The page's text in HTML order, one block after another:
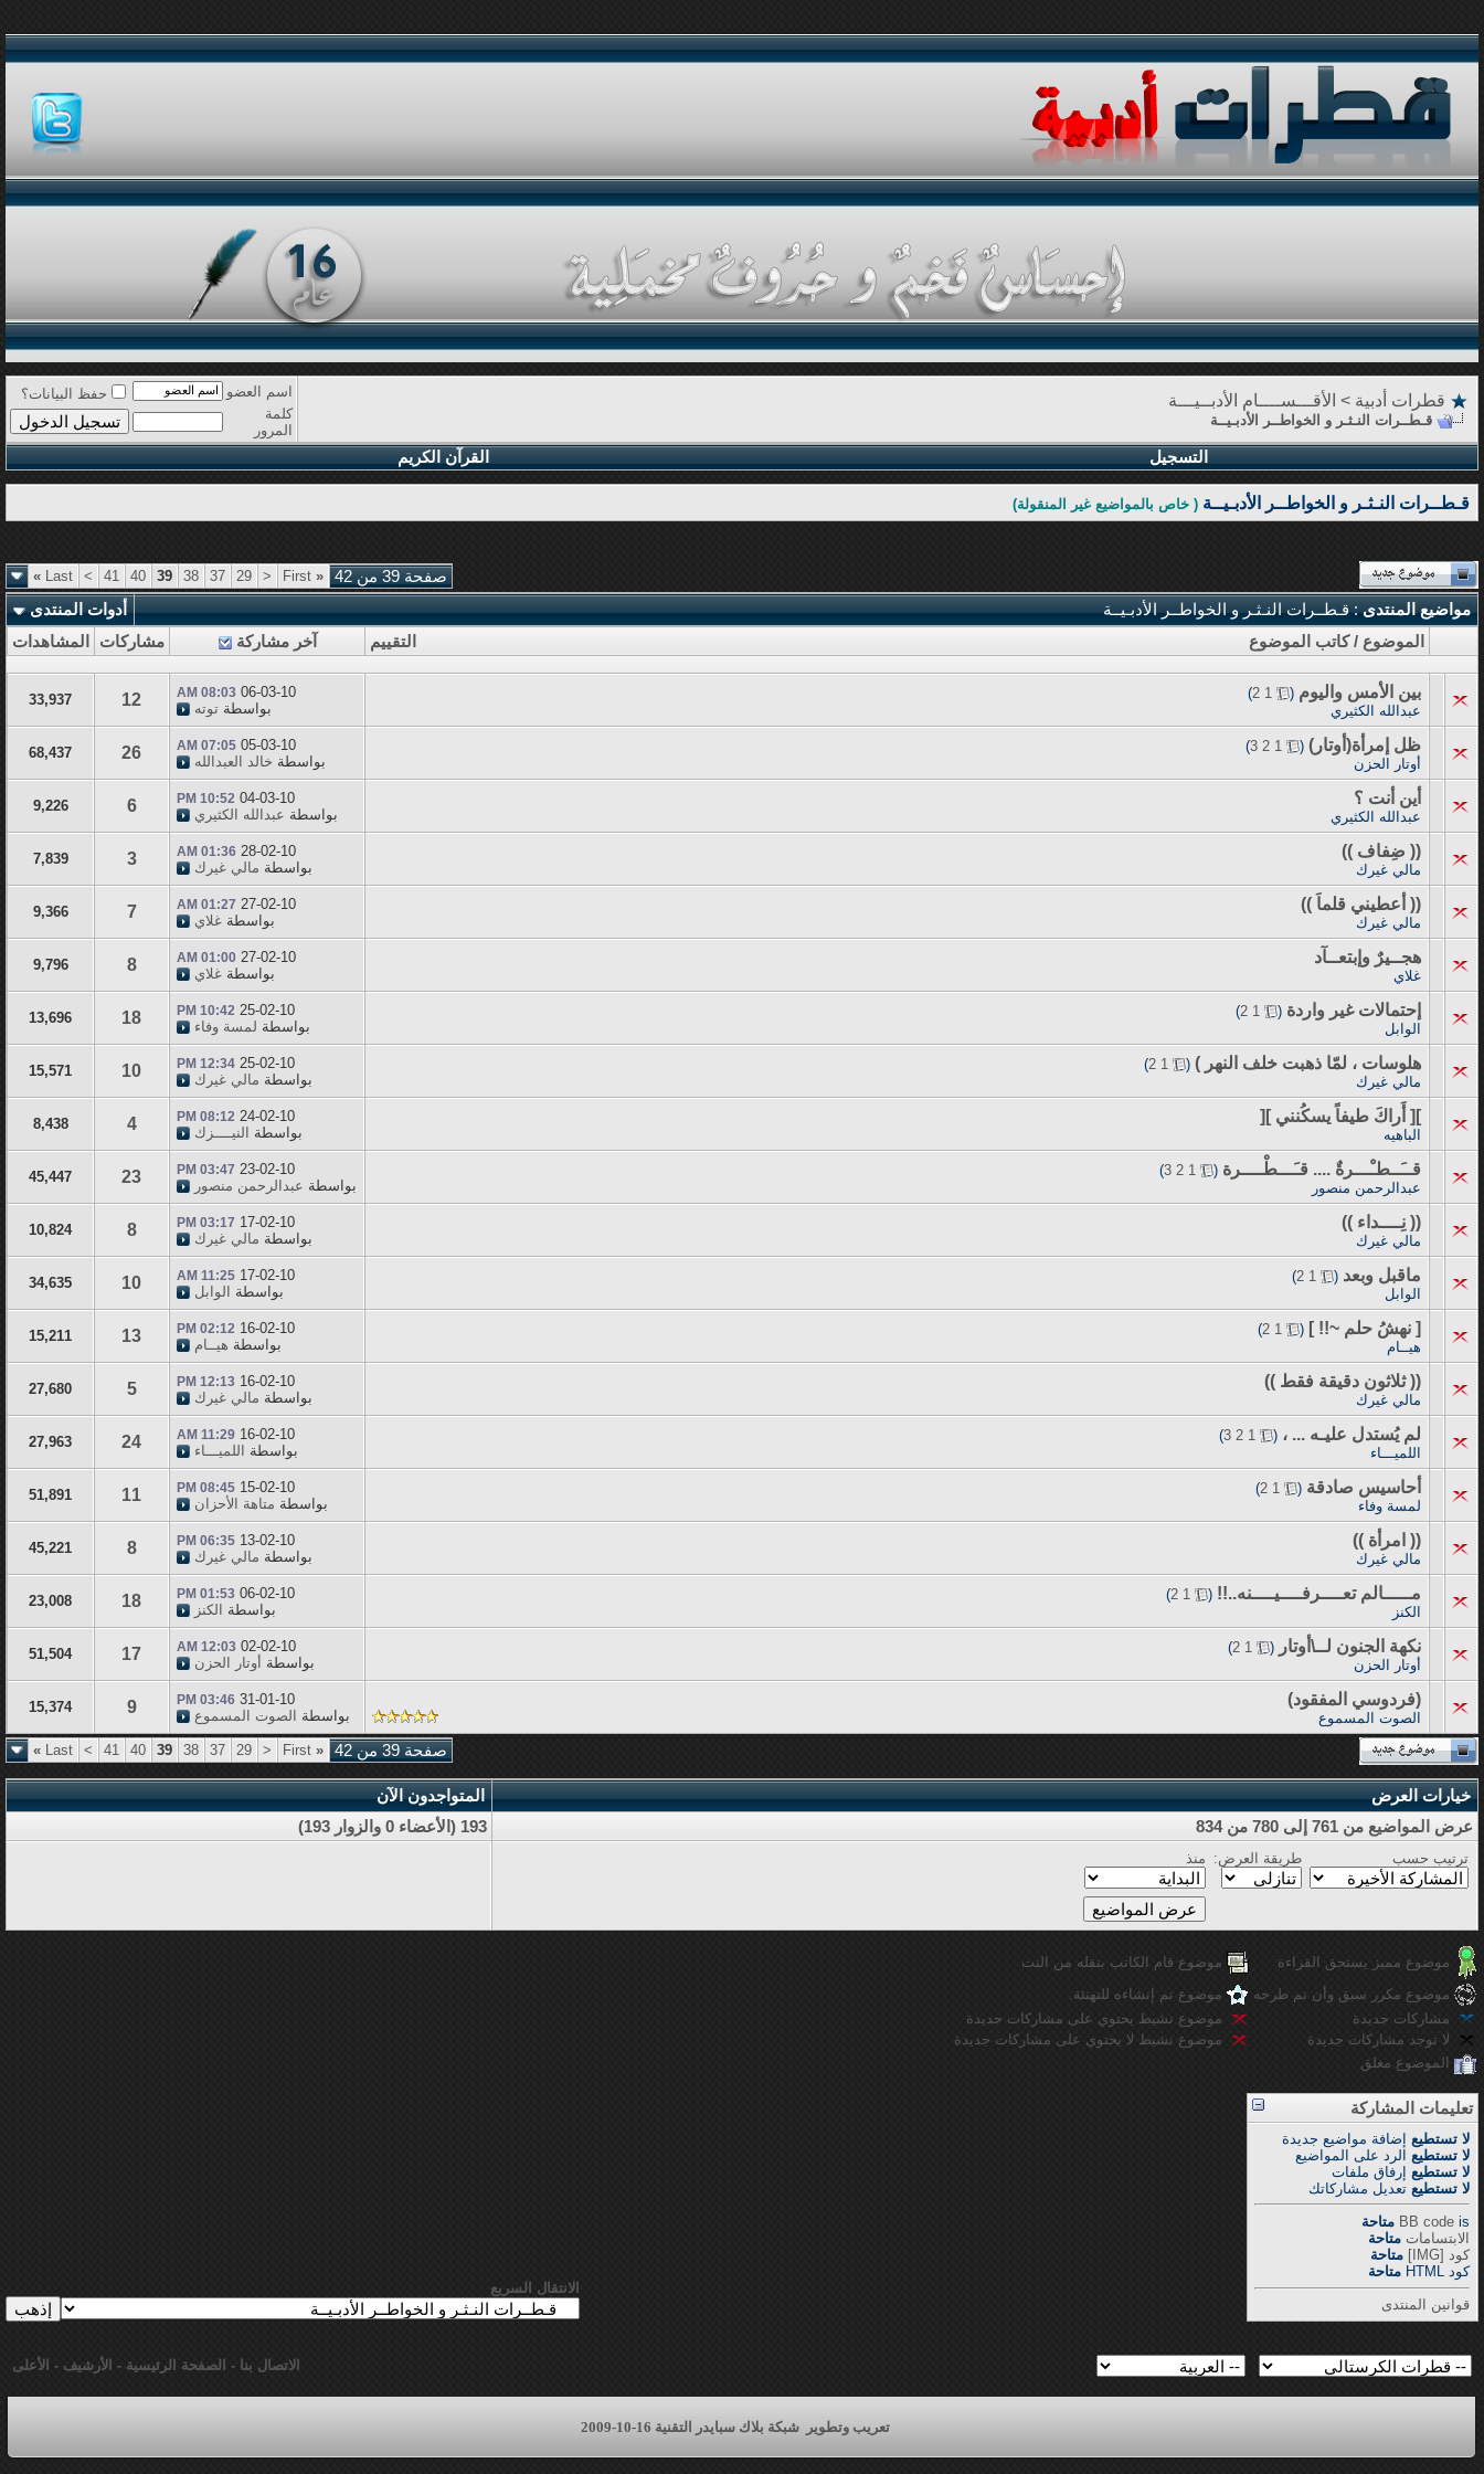
قطرات أدبية > الأقـــســــام الأدبــيـــة
قـطــرات النـثـر و الخواطــر الأدبـيــة
اسم العضو
حفظ البيانات؟
كلمة
المرور
التسجيل القرآن الكريم
قـطــرات النـثـر و الخواطــر الأدبـيــة ( خاص بالمواضيع غير المنقولة)
صفحة 39 من 42 «
<
29
37
38
39
40
41
>
Last
»
مواضيع المنتدى: قـطــرات النـثـر و الخواطــر الأدبـيــة
أدوات المنتدى
التقييم
الموضوع /كاتب الموضوع آخر مشاركة مشاركات المشاهدات
بين الأمس واليوم (
1
2
)
عبدالله الكثيري
06-03-10
08:03 AM
بواسطة توته 12
33,937
ظل إمرأة(أوتار) (
1
2
3
)
أوتار الحزن
05-03-10
07:05 AM
بواسطة خالد العبدالله 26
68,437
أين أنت ؟
عبدالله الكثيري
04-03-10
10:52 PM
بواسطة عبدالله الكثيري 6
9,226
(( ضِفاف ))
مالي غيرك
28-02-10
01:36 AM
بواسطة مالي غيرك 3
7,839
(( أعطيني قلماَ ))
مالي غيرك
27-02-10
01:27 AM
بواسطة غلاي 7
9,366
هجــيرٌ وإبتعــآد
غلاي
27-02-10
01:00 AM
بواسطة غلاي 8
9,796
إحتمالات غير واردة (
1
2
)
الوابل
25-02-10
10:42 PM
بواسطة لمسة وفاء 18
13,696
هلوسات ، لمّا ذهبت خلف النهر ) (
1
2
)
مالي غيرك
25-02-10
12:34 PM
بواسطة مالي غيرك 10
15,571
][ أَراكَ طيفاً يسكُنني ][
الباهيه
24-02-10
08:12 PM
بواسطة النيــــزك 4
8,438
قــَــطـْـــرةٌ .... قـَـــطْــــرة (
1
2
3
)
عبدالرحمن منصور
23-02-10
03:47 PM
بواسطة عبدالرحمن منصور 23
45,447
(( نِــــداء ))
مالي غيرك
17-02-10
03:17 PM
بواسطة مالي غيرك 8
10,824
ماقبل وبعد (
1
2
)
الوابل
17-02-10
11:25 AM
بواسطة الوابل 10
34,635
[ نهشُ حلم ~!! ] (
1
2
)
هيــام
16-02-10
02:12 PM
بواسطة هيــام 13
15,211
(( ثلاثون دقيقة فقط ))
مالي غيرك
16-02-10
12:13 PM
بواسطة مالي غيرك 5
27,680
لم يُستدل عليـه ... ، (
1
2
3
)
اللميـــاء
16-02-10
11:29 AM
بواسطة اللميـــاء 24
27,963
أحاسيس صادقة (
1
2
)
لمسة وفاء
15-02-10
08:45 PM
بواسطة متاهة الأحزان 11
51,891
(( امرأة ))
مالي غيرك
13-02-10
06:35 PM
بواسطة مالي غيرك 8
45,221
مـــــالم تعــــرفــــيــــنه..!! (
1
2
)
الكنز
06-02-10
01:53 PM
بواسطة الكنز 18
23,008
نكهة الجنون لــ\أوتار (
1
2
)
أوتار الحزن
02-02-10
12:03 AM
بواسطة أوتار الحزن 17
51,504
(فردوسي المفقود)
الصوت المسموع
31-01-10
03:46 PM
بواسطة الصوت المسموع 9
15,374
صفحة 39 من 42 «
<
29
37
38
39
40
41
>
Last
»
خيارات العرض
المتواجدون الآن
عرض المواضيع من 761 إلى 780 من 834
193 (الأعضاء 0 والزوار 193)
ترتيب حسب طريقة العرض: منذ
موضوع مميز يستحق القراءة
موضوع قام الكاتب بنقله من النت
موضوع مكرر سبق وأن تم طرحه
موضوع تم إنشاءه للتهنئة.
مشاركات جديدة
موضوع نشيط يحتوي على مشاركات جديدة
لا توجد مشاركات جديدة
موضوع نشيط لا يحتوي على مشاركات جديدة
الموضوع مغلق
تعليمات المشاركة
لا تستطيع إضافة مواضيع جديدة
لا تستطيع الرد على المواضيع
لا تستطيع إرفاق ملفات
لا تستطيع تعديل مشاركاتك
BB code is
متاحة
الابتسامات متاحة
كود [IMG]
متاحة
كود HTML
متاحة
قوانين المنتدى
الانتقال السريع
الاتصال بنا - الصفحة الرئيسية - الأرشيف - الأعلى
تعريب وتطوير شبكة بلاك سبايدر التقنية 16-10-2009